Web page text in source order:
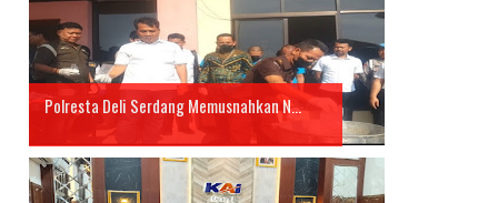
Polresta Deli Serdang Memusnahkan N...